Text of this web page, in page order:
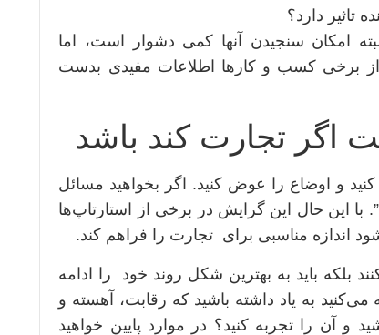
تاثیر دارد؟
امکان سنجیدن آنها کمی دشوار است، اما
از برخی کسب و کارها اطلاعات مفیدی بدست
اگر تجارت کند باشد
و اوضاع را عوض کنید. اگر بخواهید مسائل
این حال این گرایش در برخی از استارتاپ‌ها
اندازه مناسبی برای تجارت را فراهم کند.
بلکه باید به بهترین شکل روند خود را ادامه
به یاد داشته باشید که رقابت، آهسته و
و آن را تجربه کنید؟ در موارد پایین خواهید